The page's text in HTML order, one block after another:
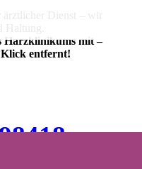
Harzklinikums mit –
Klick entfernt!